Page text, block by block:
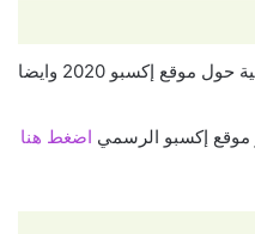
متوفر في جميع المنافذ الرسمية حول موقع إكسبو 2020 وايضا
موقع إكسبو الرسمي اضغط هنا